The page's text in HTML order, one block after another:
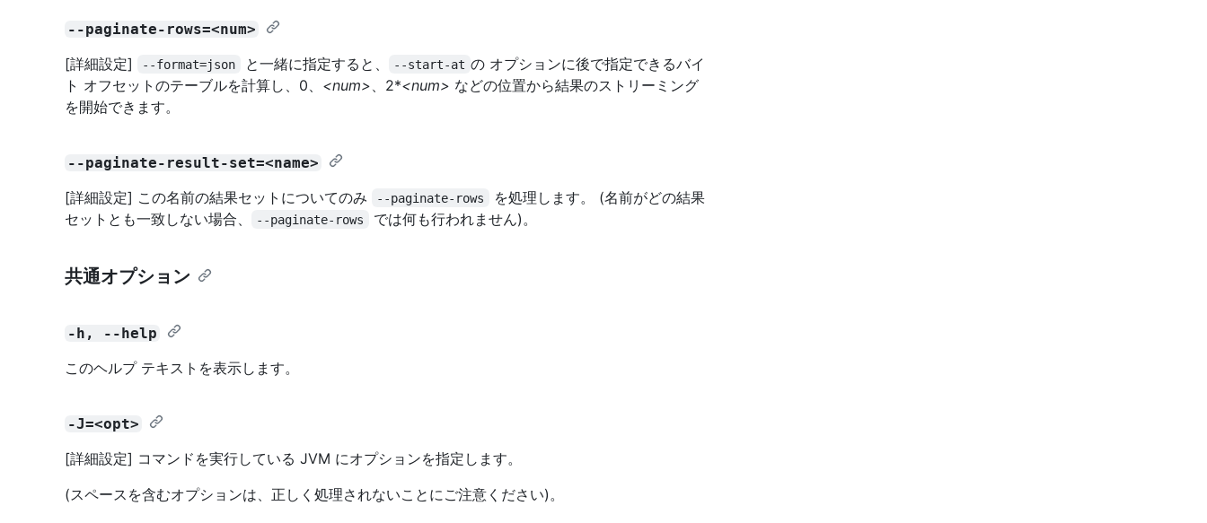
--paginate-rows=<num>
[詳細設定] --format=json と一緒に指定すると、 --start-at の オプションに後で指定できるバイ
ト オフセットのテーブルを計算し、0、 <num> 、2*<num> などの位置から結果のストリーミング
を開始できます。
--paginate-result-set=<name>
[詳細設定] この名前の結果セットについてのみ --paginate-rows
を処理します。 (名前がどの結果
セットとも一致しない場合、
--paginate-rows では何も行われません)。
共通オプション
-h, --help
このヘルプ テキストを表示します。
-J=<opt>
[詳細設定] コマンドを実行している JVM にオプションを指定します。
(スペースを含むオプションは、正しく処理されないことにご注意ください)。